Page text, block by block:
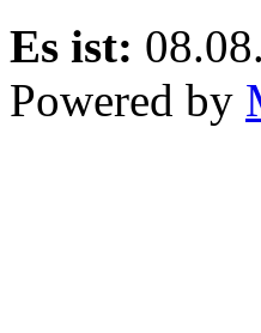
Es ist:
Powered by